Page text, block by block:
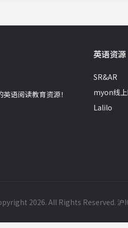
语阅读教育资源！
英语资源
SR&AR
myon线
Lalilo
2026. All Rights Reserved. 沪